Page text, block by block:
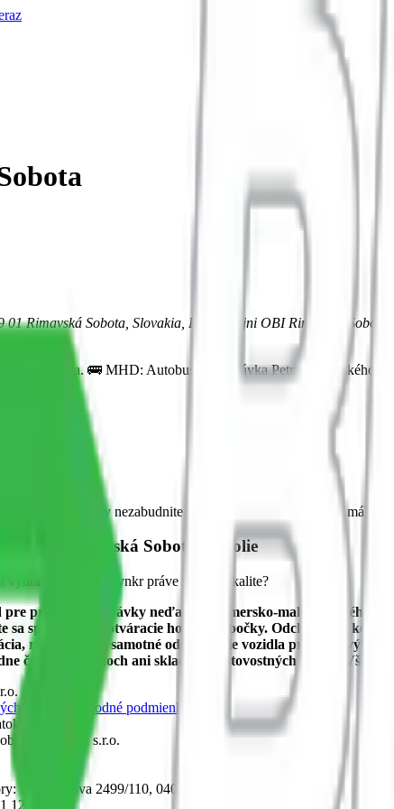
01 Rimavská Sobota, Slovakia, Pri predajni OBI Rimavská Sobota
Sobota. 🚌 MHD: Autobusová zastávka Petra Hostinského.
dodávky nezabudnite vložiť kľúč (ak ho dodávka má) do
Rimavská Sobota a okolie
vybrať dodávku Blynkr práve v tejto lokalite?
prenájom dodávky neďaleko Gemersko-malohontského
sa spoliehať na otváracie hodiny pobočky. Odchádzate, kedy
rezervácia aj samotné odomknutie vozidla prebieha
čakanie v radoch ani skladanie hotovostných kaucií. Všetko
údajov
Obchodné podmienky
9:00-15:00
Slovakia s.r.o.
Rastislavova 2499/110, 040 01 Košice, Slovensko
123